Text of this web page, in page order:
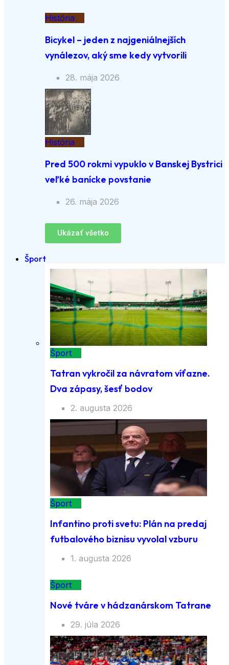
História
Bicykel – jeden z najgeniálnejších
vynálezov, aký sme kedy vytvorili
28. mája 2026
História
Pred 500 rokmi vypuklo v Banskej Bystrici
veľké banícke povstanie
26. mája 2026
Ukázať všetko
Šport
Šport
Tatran vykročil za návratom víťazne.
Dva zápasy, šesť bodov
2. augusta 2026
Šport
Infantino proti svetu: Plán na predaj
futbalového biznisu vyvolal vzburu
1. augusta 2026
Šport
Nové tváre v hádzanárskom Tatrane
29. júla 2026